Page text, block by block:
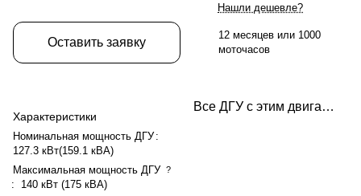
Оставить заявку
Характеристики
Номинальная мощность ДГУ :
127.3 кВт(159.1 кВА)
Максимальная мощность ДГУ ?
:
140 кВт (175 кВА)
Нашли дешевле?
12 месяцев или 1000
моточасов
Все ДГУ с этим двигателем